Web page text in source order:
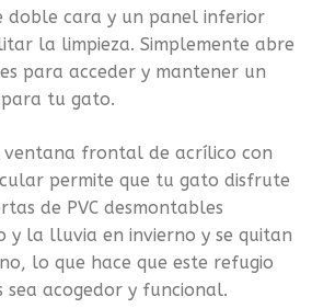
doble cara y un panel inferior
la limpieza. Simplemente abre
para acceder y mantener un
tu gato.
ventana frontal de acrílico con
permite que tu gato disfrute
de PVC desmontables
y la lluvia en invierno y se quitan
lo que hace que este refugio
sea acogedor y funcional.